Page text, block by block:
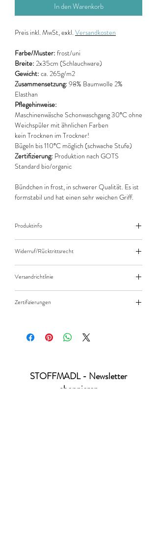
In den Warenkorb
Preis inkl. MwSt, exkl. Versandkosten
Farbe/Muster: frost/uni
Breite: 2x35cm (Schlauchware)
Gewicht: ca. 265g/m2
Zusammensetzung: 98% Baumwolle 2%
Elasthan
Pflegehinweise:
Maschinenwäsche Schonwaschgang 30°C ohne
Weichspüler mit ähnlichen Farben
kein Trocknen im Trockner!
Bügeln bis 110°C möglich (schwache Stufe)
Zertifizierung: Produktion nach GOTS
Standard bio/organic
Bündchen in frost, in schwerer Qualität. Es ist
formstabil und hat einen sehr weichen Griff.
Produktinfo
10cm (0,1m) Länge des Stoffes.
Bei einer Bestellung von zB. 50cm (0,5m)
daher bitte Anzahl 5 eingeben.
Widerruf/Rücktrittsrecht
Versandrichtlinie
Zertifizierungen
Produktion nach GOTS-Standard 6.0
STOFFMADL - Newsletter
abonnieren